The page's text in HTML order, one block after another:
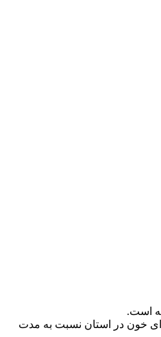
خون در استان نسبت به مدت